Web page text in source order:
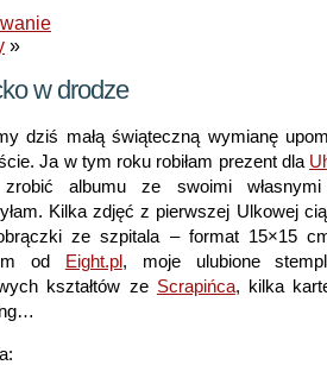
»
w drodze
dziś małą świąteczną wymianę
Ja w tym roku robiłam prezent dla
albumu ze swoimi
Kilka zdjęć z pierwszej Ulkowej
ze szpitala – format 15×15
od Eight.pl, moje ulubione
kształtów ze Scrapińca, kilka